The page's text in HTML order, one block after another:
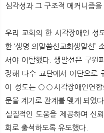
심각성과 그 구조적 메커니즘을
우리 교회의 한 시각장애인
한 ‘생명 의말씀선교회생말선
서야 이탈했다. 생말선은 구원
장해 다수 교단에서 이단으로
이 성도는 ○○시각장애인연
문을 계기로 관계를 맺게 되었
실질적인 도움을 제공하며
회로 출석하도록 유도했다.